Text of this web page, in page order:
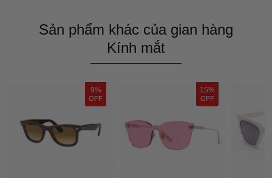
Sản phẩm khác của gian hàng
Kính mắt
9%
OFF
15%
OFF